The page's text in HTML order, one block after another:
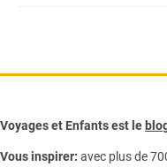
Voyages et Enfants est le
Vous inspirer: avec plus de